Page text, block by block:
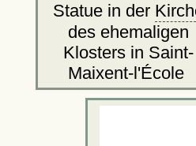
Statue in der
des ehemaligen
Klosters in Saint-
Maixent-l'École